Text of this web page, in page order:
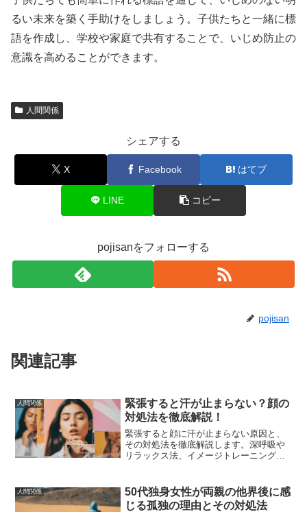
るい未来を築く手助けをしましょう。子供たちと一緒に標
語を作成し、学校や家庭で共有することで、いじめ防止の
意識を高めることができます。
人間関係
シェアする
X Facebook はてブ
LINE コピー
pojisanをフォローする
pojisan
関連記事
人間関係
緊張すると汗が止まらない？顔の
対処法を徹底解説！
緊張すると顔に汗が止まらない原因と、
その対処法を徹底解説します。深呼吸や
リラックス法、イメージトレーニング、
介し、緊張時の顔汗を効果的に抑える方
法を学びましょう。
人間関係
50代独身女性が両親の他界後に感
じる孤独の理由とその対処法